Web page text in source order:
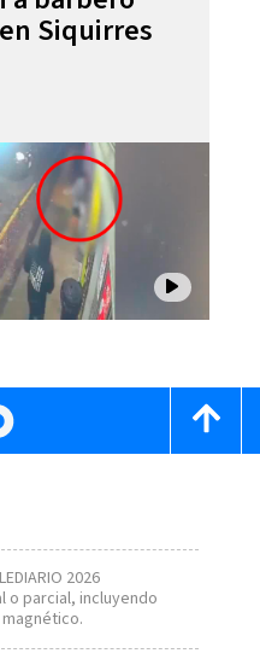
Siquirres
2026
o parcial, incluyendo